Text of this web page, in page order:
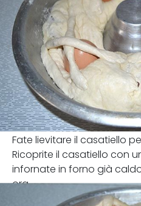
Fate lievitare il casatiello
Ricoprite il casatiello con
infornate in forno già caldo
ora